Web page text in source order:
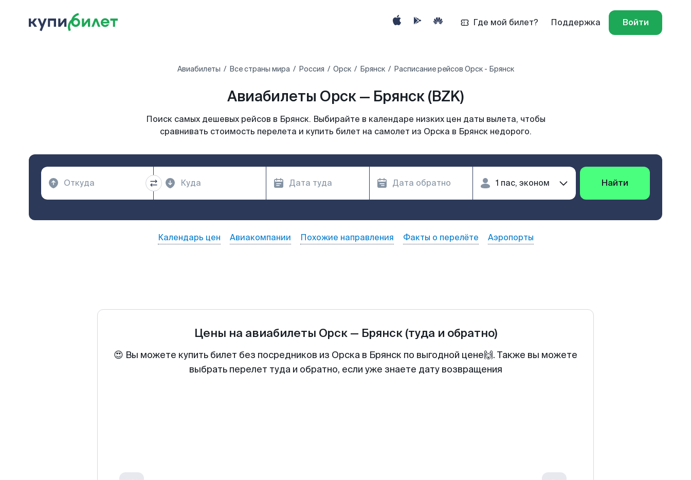
Где мой билет? Поддержка Войти
Авиабилеты Все страны мира Россия Орск Брянск Расписание рейсов Орск - Брянск
Авиабилеты Орск — Брянск (BZK)
Поиск самых дешевых рейсов в Брянск. Выбирайте в календаре низких цен даты вылета, чтобы
сравнивать стоимость перелета и купить билет на самолет из Орска в Брянск недорого.
Найти
Календарь цен Авиакомпании Похожие направления Факты о перелёте Аэропорты
Цены на авиабилеты Орск— Брянск (туда и обратно)
😍 Вы можете купить билет без посредников из Орска в Брянск по выгодной цене🙌. Также вы можете
выбрать перелет туда и обратно, если уже знаете дату возвращения